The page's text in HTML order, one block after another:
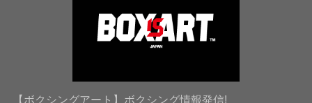
【ボクシングアート】ボクシング情報発信!